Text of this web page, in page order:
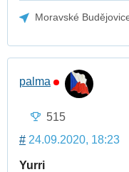
Moravské
palma
515
# 24.09.2020, 18:23
Yurri